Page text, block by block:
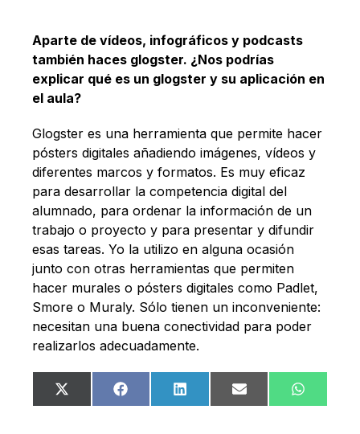
Aparte de vídeos, infográficos y podcasts
también haces glogster. ¿Nos podrías
explicar qué es un glogster y su aplicación en
el aula?
Glogster es una herramienta que permite hacer
pósters digitales añadiendo imágenes, vídeos y
diferentes marcos y formatos. Es muy eficaz
para desarrollar la competencia digital del
alumnado, para ordenar la información de un
trabajo o proyecto y para presentar y difundir
esas tareas. Yo la utilizo en alguna ocasión
junto con otras herramientas que permiten
hacer murales o pósters digitales como Padlet,
Smore o Muraly. Sólo tienen un inconveniente:
necesitan una buena conectividad para poder
realizarlos adecuadamente.
Compartir
en
X
(Twitter)
Compartir
en
FacebookCompartir
en
LinkedIn Compartir
en
Email
en